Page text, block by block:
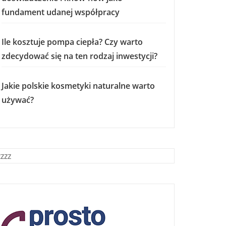
fundament udanej współpracy
Ile kosztuje pompa ciepła? Czy warto
zdecydować się na ten rodzaj inwestycji?
Jakie polskie kosmetyki naturalne warto
używać?